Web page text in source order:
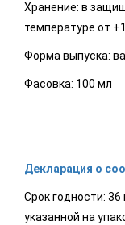
Хранение: в
температуре от
Форма выпуска:
Фасовка: 100 мл
Декларация о
Срок годности:
указанной на